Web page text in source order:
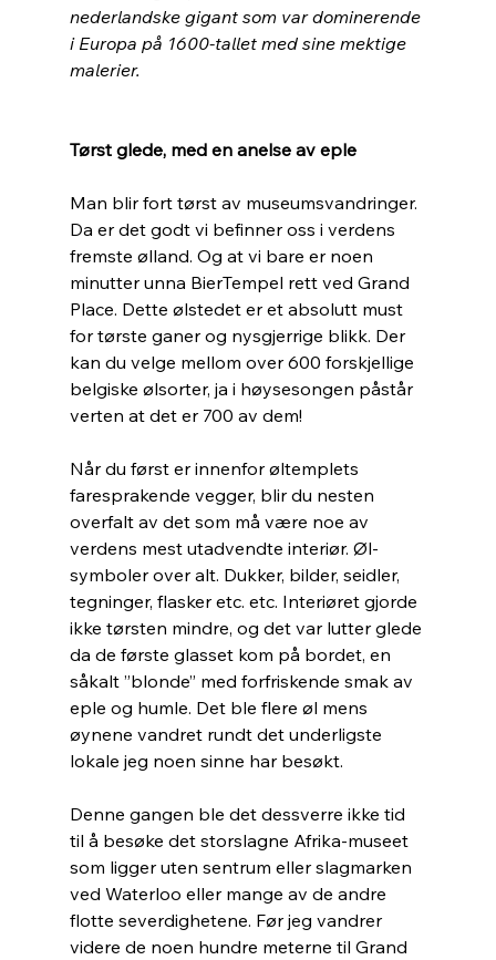
nederlandske gigant som var dominerende
i Europa på 1600-tallet med sine mektige
malerier.
Tørst glede, med en anelse av eple
Man blir fort tørst av museumsvandringer.
Da er det godt vi befinner oss i verdens
fremste ølland. Og at vi bare er noen
minutter unna BierTempel rett ved Grand
Place. Dette ølstedet er et absolutt must
for tørste ganer og nysgjerrige blikk. Der
kan du velge mellom over 600 forskjellige
belgiske ølsorter, ja i høysesongen påstår
verten at det er 700 av dem!
Når du først er innenfor øltemplets
faresprakende vegger, blir du nesten
overfalt av det som må være noe av
verdens mest utadvendte interiør. Øl-
symboler over alt. Dukker, bilder, seidler,
tegninger, flasker etc. etc. Interiøret gjorde
ikke tørsten mindre, og det var lutter glede
da de første glasset kom på bordet, en
såkalt ”blonde” med forfriskende smak av
eple og humle. Det ble flere øl mens
øynene vandret rundt det underligste
lokale jeg noen sinne har besøkt.
Denne gangen ble det dessverre ikke tid
til å besøke det storslagne Afrika-museet
som ligger uten sentrum eller slagmarken
ved Waterloo eller mange av de andre
flotte severdighetene. Før jeg vandrer
videre de noen hundre meterne til Grand